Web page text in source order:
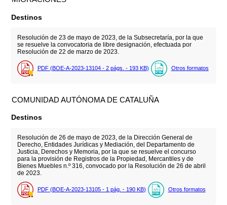
Destinos
Resolución de 23 de mayo de 2023, de la Subsecretaría, por la que
se resuelve la convocatoria de libre designación, efectuada por
Resolución de 22 de marzo de 2023.
PDF (BOE-A-2023-13104 - 2 págs. - 193 KB) Otros formatos
COMUNIDAD AUTÓNOMA DE CATALUÑA
Destinos
Resolución de 26 de mayo de 2023, de la Dirección General de
Derecho, Entidades Jurídicas y Mediación, del Departamento de
Justicia, Derechos y Memoria, por la que se resuelve el concurso
para la provisión de Registros de la Propiedad, Mercantiles y de
Bienes Muebles n.º 316, convocado por la Resolución de 26 de abril
de 2023.
PDF (BOE-A-2023-13105 - 1 pág. - 190 KB) Otros formatos